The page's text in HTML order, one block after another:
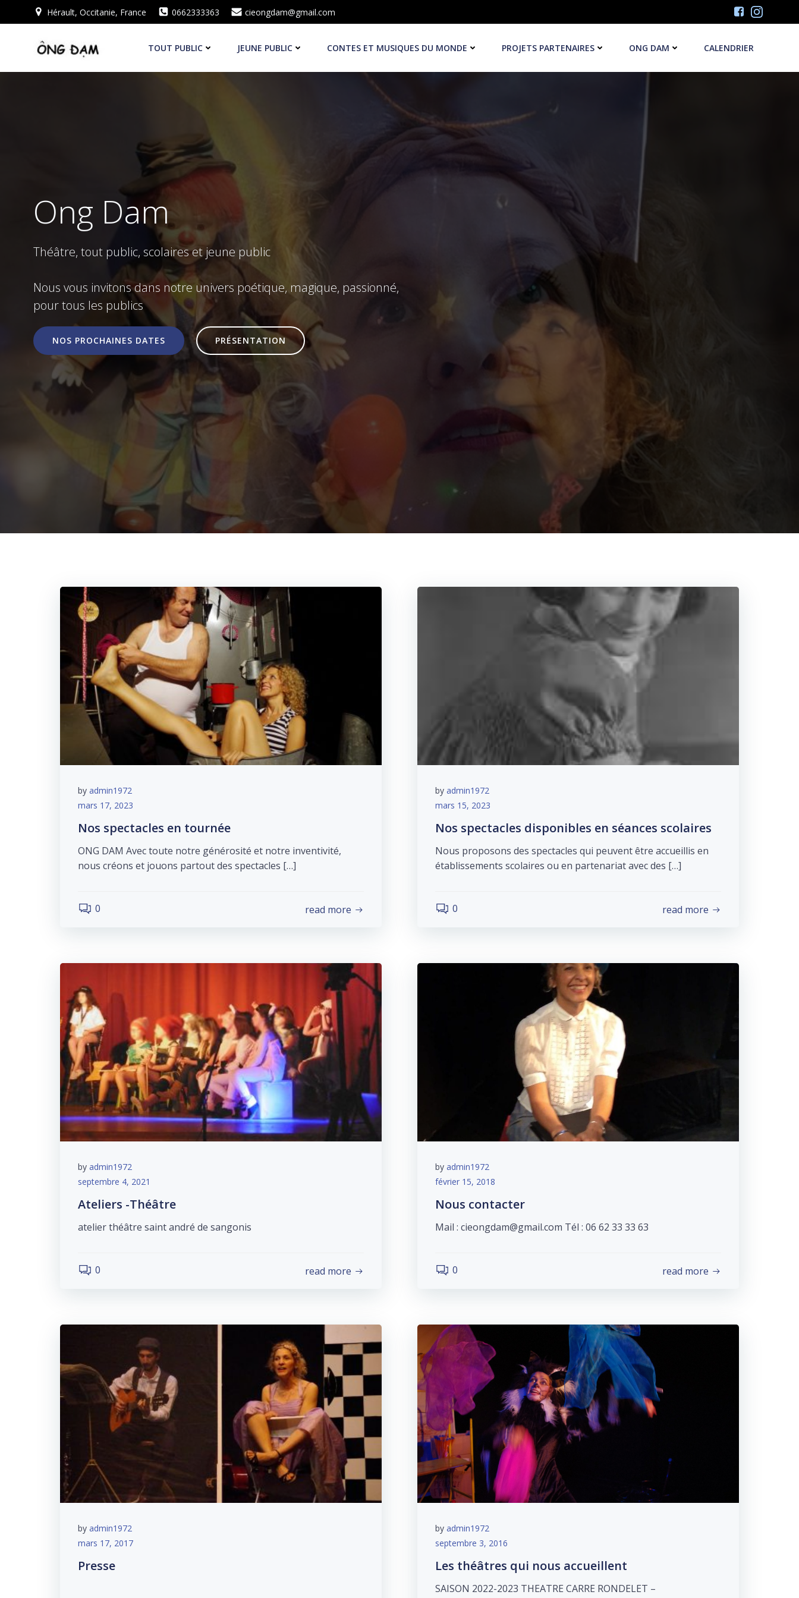
au
Hérault, Occitanie, France 0662333363 cieongdam@gmail.com
TOUT PUBLIC JEUNE PUBLIC CONTES ET MUSIQUES DU MONDE PROJETS PARTENAIRES ONG DAM CALENDRIER
Ong Dam
Théâtre, tout public, scolaires et jeune public
Nous vous invitons dans notre univers poétique, magique, passionné,
pour tous les publics
NOS PROCHAINES DATES PRÉSENTATION
by admin1972
mars 17, 2023
Nos spectacles en tournée
ONG DAM Avec toute notre générosité et notre inventivité,
nous créons et jouons partout des spectacles […]
0 read more
by admin1972
mars 15, 2023
Nos spectacles disponibles en séances scolaires
Nous proposons des spectacles qui peuvent être accueillis en
établissements scolaires ou en partenariat avec des […]
0 read more
by admin1972
septembre 4, 2021
Ateliers -Théâtre
atelier théâtre saint andré de sangonis
0 read more
by admin1972
février 15, 2018
Nous contacter
Mail : cieongdam@gmail.com Tél : 06 62 33 33 63
0 read more
by admin1972
mars 17, 2017
Presse
by admin1972
septembre 3, 2016
Les théâtres qui nous accueillent
SAISON 2022-2023 THEATRE CARRE RONDELET –